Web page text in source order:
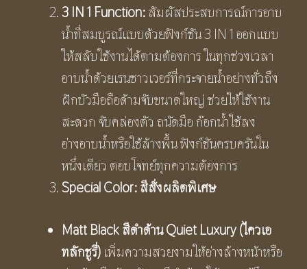
3 IN1 Function:สัมผัสประสบการณ์การอาบ
น้ำที่สมบูรณ์แบบด้วยฟังก์ชัน 3 IN 1 ออกแบบ
ให้สลับใช้งานได้ตามต้องการ ในทุกช่วงเวลา
อาบน้ำด้วยเรนชาวเวอร์ที่กระจายน้ำอย่างทั่วถึง
ฝักบัวมือถือด้ามจับขนาดใหญ่ ช่วยให้ใช้งาน
สะดวก จับคล่องตัว ถนัดมือ ก๊อกน้ำใช้ลง
อ่างอาบน้ำหรือใช้ล้างพื้น ฟังก์ชันครบครันใน
หนึ่งเดียว ตอบโจทย์ทุกความต้องการ
Special Color:สีสั่งผลิตพิเศษ
Matt Blackสีดำด้านQuiet Luxury(ไควเอ
ทลักชูรี่) เพิ่มความสวยงามให้อ่างล้างหน้าหรือ